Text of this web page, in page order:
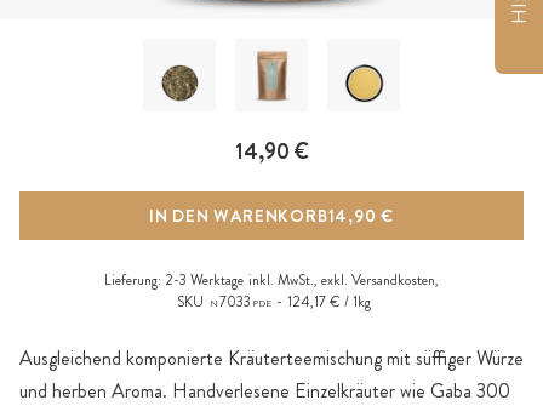
Ausgleichend komponierte Kräuterteemischung mit süffiger Würze
und herben Aroma. Handverlesene Einzelkräuter wie Gaba 300
14,90 €
IN DEN WARENKORB14,90 €
Lieferung: 2-3 Werktage inkl. MwSt., exkl. Versandkosten,
SKU
N7033 PDE 124,17 € / 1kg